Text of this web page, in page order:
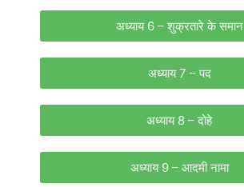
अध्याय 6 – शुक्रतारे के समान
अध्याय 7 – पद
अध्याय 8 – दोहे
अध्याय 9 – आदमी नामा